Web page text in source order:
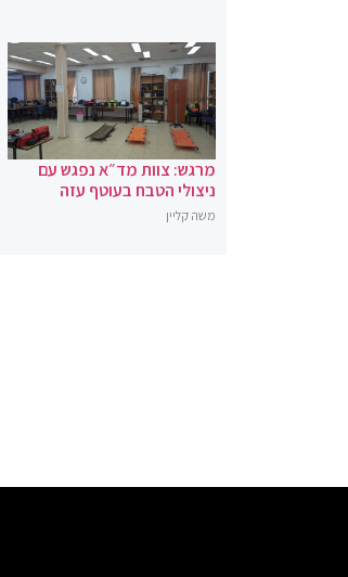
מרגש: צוות מד״א נפגש עם
ניצולי הטבח בעוטף עזה
משה קליין